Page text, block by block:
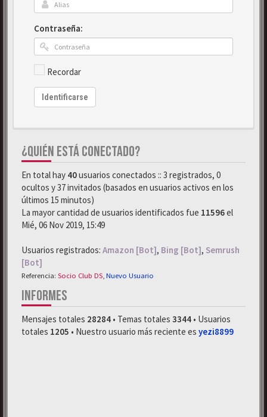
Contraseña:
Recordar
Identificarse
¿QUIÉN ESTÁ CONECTADO?
En total hay 40usuarios conectados :: 3 registrados, 0
ocultos y 37 invitados (basados en usuarios activos en los
últimos 15 minutos)
La mayor cantidad de usuarios identificados fue 11596el
Mié, 06 Nov 2019, 15:49
Usuarios registrados: Amazon [Bot], Bing [Bot], Semrush
[Bot]
Referencia: Socio Club DS Nuevo Usuario
INFORMES
Mensajes totales 28284 • Temas totales 3344 • Usuarios
totales 1205 • Nuestro usuario más reciente es yezi8899